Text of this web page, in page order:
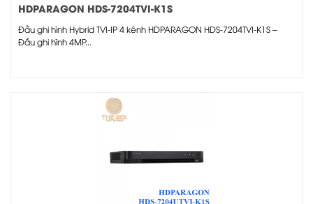
HDPARAGON HDS-7204TVI-K1S
Đầu ghi hình Hybrid TVI-IP 4 kênh HDPARAGON HDS-7204TVI-K1S –
Đầu ghi hình 4MP...